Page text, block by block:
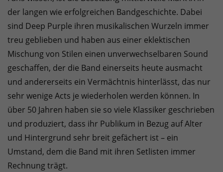
der langen wie erfolgreichen Bandgeschichte. Dabei
sind Deep Purple ihren musikalischen Wurzeln immer
treu geblieben und haben aus einer eklektischen
Mischung von Stilen einen unverwechselbaren Sound
geschaffen, der die Band einerseits heute ausmacht
und andererseits ein Vermächtnis hinterlässt, das nur
sehr wenige Acts je wiederholen werden können. In
über 50 Jahren haben sie so viele Klassiker geschrieben
und produziert, dass ihr Publikum in Bezug auf Alter
und Hintergrund sehr breit gefächert ist – ein
Umstand, dem die Band mit ihren Setlisten immer
Rechnung trägt.